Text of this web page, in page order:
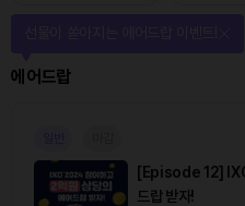
에어드랍
[Episode 12]
드랍 받자!